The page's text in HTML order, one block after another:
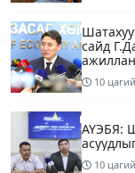
сайд
10
АҮЭБЯ:
10